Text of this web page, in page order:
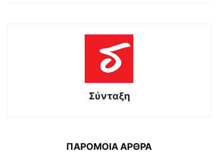
Σύνταξη
ΠΑΡΟΜΟΙΑ ΑΡΘΡΑ